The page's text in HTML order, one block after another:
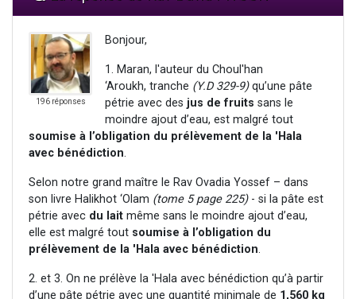
196 réponses
Bonjour,
1. Maran, l'auteur du Choul'han
‘Aroukh, tranche (Y.D 329-9)qu’une pâte
pétrie avec des jus de fruits sans le
moindre ajout d’eau, est malgré tout
soumise à l’obligation du prélèvement de la 'Hala
avec bénédiction.
Selon notre grand maître le Rav Ovadia Yossef – dans
son livre Halikhot ‘Olam (tome 5 page 225)- si la pâte est
pétrie avec du lait même sans le moindre ajout d’eau,
elle est malgré tout soumise à l’obligation du
prélèvement de la 'Hala avec bénédiction.
2. et 3. On ne prélève la 'Hala avec bénédiction qu’à partir
d’une pâte pétrie avec une quantité minimale de 1,560 kg